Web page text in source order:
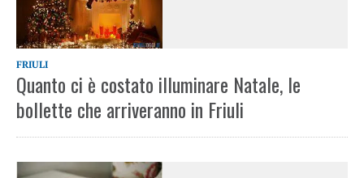
FRIULI
Quanto ci è costato illuminare Natale, le
bollette che arriveranno in Friuli